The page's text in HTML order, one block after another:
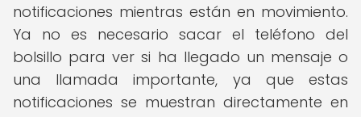
notificaciones mientras están en movimiento.
Ya no es necesario sacar el teléfono del
bolsillo para ver si ha llegado un mensaje o
una llamada importante, ya que estas
notificaciones se muestran directamente en